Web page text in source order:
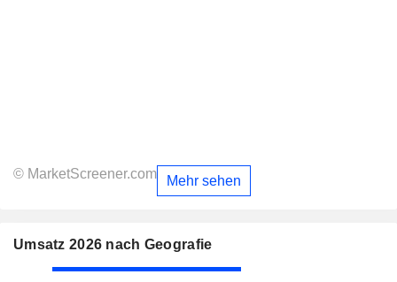
© MarketScreener.com Mehr sehen
Umsatz 2026 nach Geografie